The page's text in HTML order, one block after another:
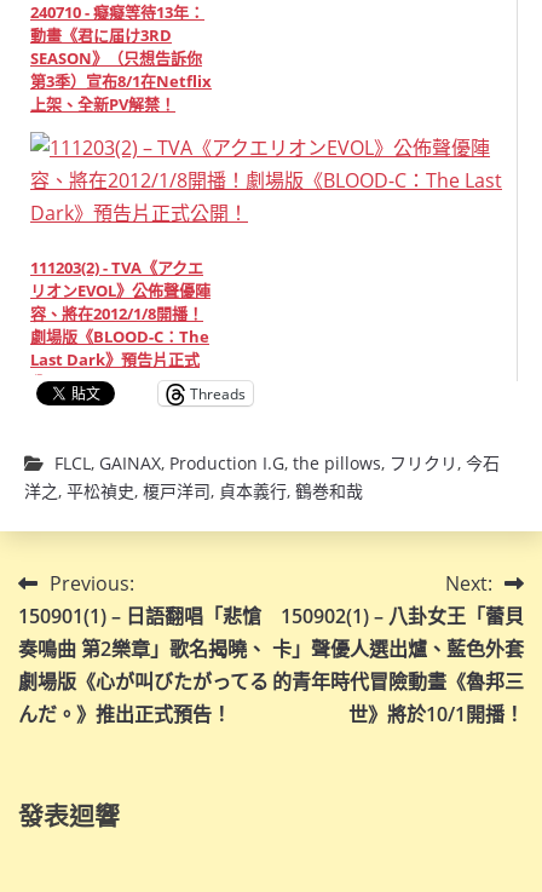
240710 - 癡癡等待13年：
動畫《君に届け3RD
SEASON》（只想告訴你
第3季）宣布8/1在Netflix
上架、全新PV解禁！
111203(2) - TVA《アクエ
リオンEVOL》公佈聲優陣
容、將在2012/1/8開播！
劇場版《BLOOD-C：The
Last Dark》預告片正式
公開！
Threads
FLCL, GAINAX, Production I.G, the pillows, フリクリ, 今石
洋之, 平松禎史, 榎戸洋司, 貞本義行, 鶴巻和哉
文
章
導
覽
Previous:
150901(1) – 日語翻唱「悲愴
奏鳴曲 第2樂章」歌名揭曉、
劇場版《心が叫びたがってる
んだ。》推出正式預告！
Next:
150902(1) – 八卦女王「蕾貝
卡」聲優人選出爐、藍色外套
的青年時代冒險動畫《魯邦三
世》將於10/1開播！
發表迴響